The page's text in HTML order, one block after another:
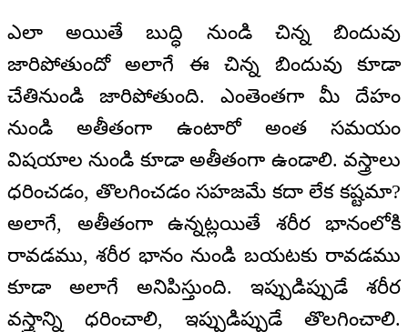
ఎలా అయితే బుద్ధి నుండి చిన్న బిందువు
జారిపోతుందో అలాగే ఈ చిన్న బిందువు కూడా
చేతినుండి జారిపోతుంది. ఎంతెంతగా మీ దేహం
నుండి అతీతంగా ఉంటారో అంత సమయం
విషయాల నుండి కూడా అతీతంగా ఉండాలి. వస్త్రాలు
ధరించడం, తొలగించడం సహజమే కదా లేక కష్టమా?
అలాగే, అతీతంగా ఉన్నట్లయితే శరీర భానంలోకి
రావడము, శరీర భానం నుండి బయటకు రావడము
కూడా అలాగే అనిపిస్తుంది. ఇప్పుడిప్పుడే శరీర
వస్త్రాన్ని ధరించాలి, ఇప్పుడిప్పుడే తొలగించాలి.